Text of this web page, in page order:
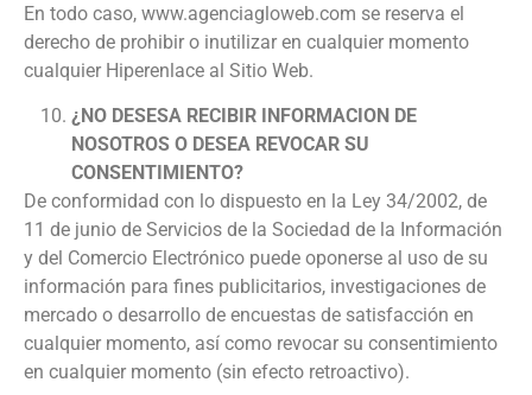
En todo caso, www.agenciagloweb.com se reserva el
derecho de prohibir o inutilizar en cualquier momento
cualquier Hiperenlace al Sitio Web.
¿NO DESESA RECIBIR INFORMACION DE
NOSOTROS O DESEA REVOCAR SU
CONSENTIMIENTO?
De conformidad con lo dispuesto en la Ley 34/2002, de
11 de junio de Servicios de la Sociedad de la Información
y del Comercio Electrónico puede oponerse al uso de su
información para fines publicitarios, investigaciones de
mercado o desarrollo de encuestas de satisfacción en
cualquier momento, así como revocar su consentimiento
en cualquier momento (sin efecto retroactivo).